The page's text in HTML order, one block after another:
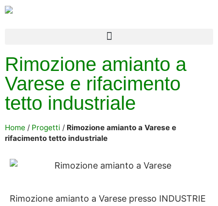
Rimozione amianto a
Varese e rifacimento
tetto industriale
Home / Progetti / Rimozione amianto a Varese e
rifacimento tetto industriale
Rimozione amianto a Varese presso INDUSTRIE